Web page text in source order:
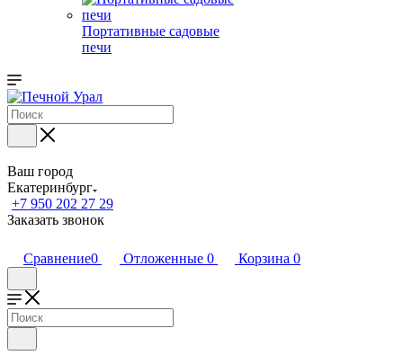
Портативные садовые
печи
Ваш город
Екатеринбург
+7 950 202 27 29
Заказать звонок
Сравнение0 Отложенные 0 Корзина 0